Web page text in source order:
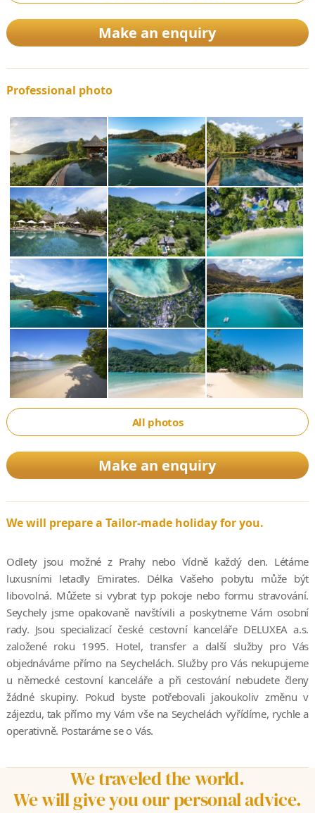
Make an enquiry
Professional photo
All photos
Make an enquiry
We will prepare a Tailor-made holiday for you.
Odlety jsou možné z Prahy nebo Vídně každý den. Létáme
luxusními letadly Emirates. Délka Vašeho pobytu může být
libovolná. Můžete si vybrat typ pokoje nebo formu stravování.
Seychely jsme opakovaně navštívili a poskytneme Vám osobní
rady. Jsou specializací české cestovní kanceláře DELUXEA a.s.
založené roku 1995. Hotel, transfer a další služby pro Vás
objednáváme přímo na Seychelách. Služby pro Vás nekupujeme
u německé cestovní kanceláře a při cestování nebudete členy
žádné skupiny. Pokud byste potřebovali jakoukoliv změnu v
zájezdu, tak přímo my Vám vše na Seychelách vyřídíme, rychle a
operativně. Postaráme se o Vás.
We traveled the world.
We will give you our personal advice.